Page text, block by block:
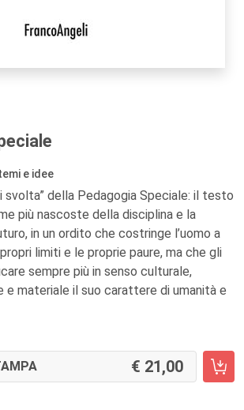
e idee
svolta” della Pedagogia Speciale: il testo
più nascoste della disciplina e la
in un ordito che costringe l’uomo a
limiti e le proprie paure, ma che gli
sempre più in senso culturale,
e materiale il suo carattere di umanità e
21,00